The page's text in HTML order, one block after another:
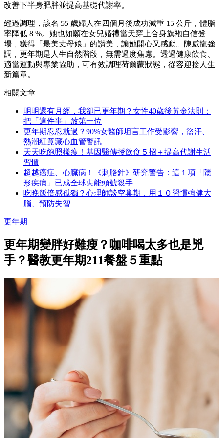
改善下半身肥胖並提高基礎代謝率。
經過調理，該名 55 歲婦人在四個月後成功減重 15 公斤，體脂
率降低 8 %。她也如願在女兒婚禮當天穿上合身旗袍自信登
場，獲得「最美丈母娘」的讚美，讓她開心又感動。陳威龍強
調，更年期是人生自然階段，無需過度焦慮。透過健康飲食、
適當運動與專業協助，可有效調理荷爾蒙狀態，從容迎接人生
新篇章。
相關文章
明明還有月經，我卻已更年期？女性40歲後黃金法則：
把「這件事」放第一位
更年期忍忍就過？90%女醫師坦言工作受影響，盜汗、
熱潮紅竟藏心血管警訊
天天吃飽照樣瘦！基因醫傳授飲食５招＋提高代謝生活
習慣
超越癌症、心臟病！《刺胳針》研究警告：這１項「隱
形疾病」已成全球失能頭號殺手
吃晚飯倍感孤獨？心理師談空巢期，用１０習慣強健大
腦、預防失智
更年期
更年期變胖好難瘦？咖啡喝太多也是兇
手？醫教更年期211餐盤５重點